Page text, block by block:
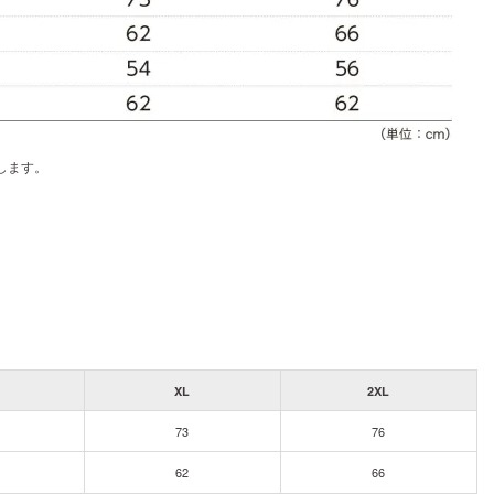
す。
XL 2XL
73 76
62 66